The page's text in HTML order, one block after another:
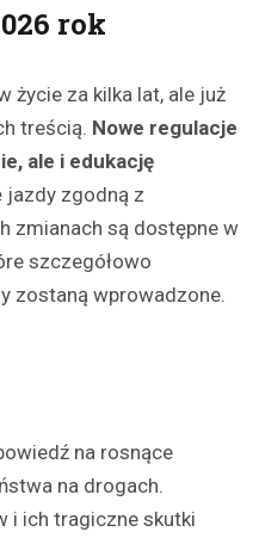
rok
życie za kilka lat, ale już
treścią. Nowe regulacje
ale i edukację
jazdy zgodną z
zmianach są dostępne w
szczegółowo
zostaną wprowadzone.
na rosnące
na drogach.
i ich tragiczne skutki